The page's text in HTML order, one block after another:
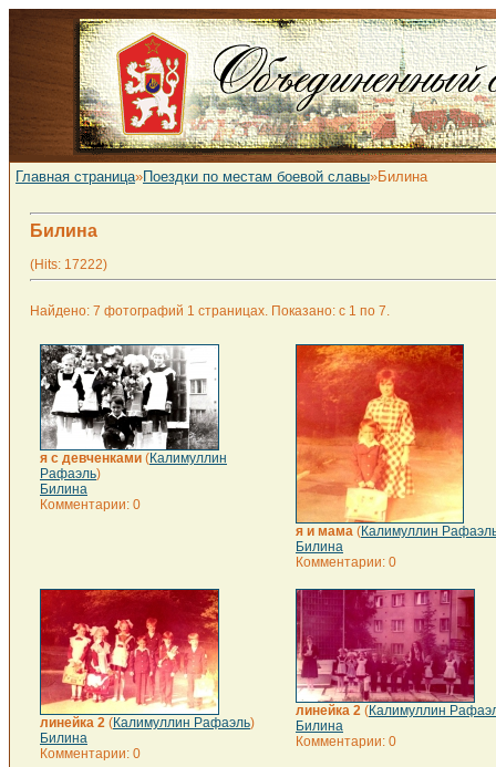
Главная страница»Поездки по местам боевой славы»Билина
Билина
(Hits: 17222)
Найдено: 7 фотографий 1 страницах. Показано: с 1 по 7.
я с девченками (Калимуллин
Рафаэль)
Билина
Комментарии: 0
я и мама (Калимуллин
Билина
Комментарии: 0
линейка 2 (Калимуллин Рафаэль)
Билина
Комментарии: 0
линейка 2 (Калимуллин
Билина
Комментарии: 0